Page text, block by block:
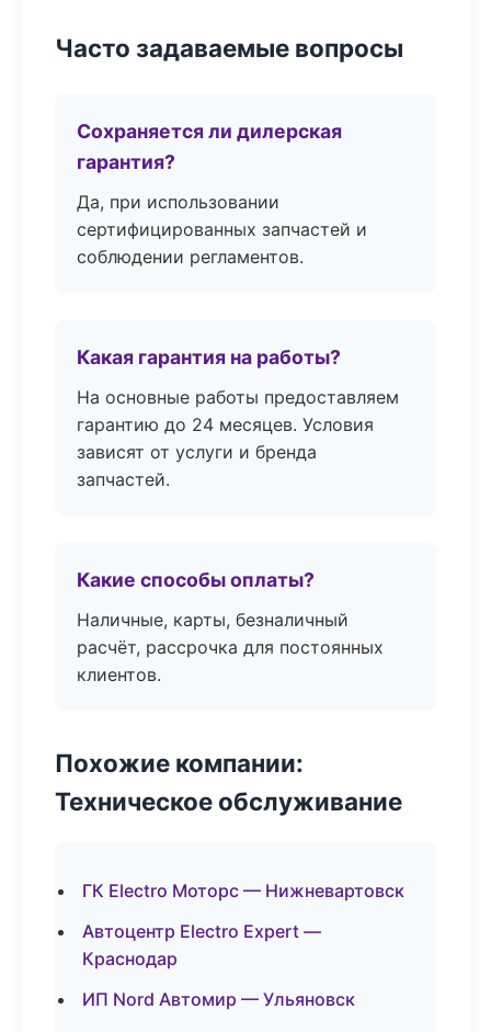
Часто задаваемые вопросы
Сохраняется ли дилерская
гарантия?
Да, при использовании
сертифицированных запчастей и
соблюдении регламентов.
Какая гарантия на работы?
На основные работы предоставляем
гарантию до 24 месяцев. Условия
зависят от услуги и бренда
запчастей.
Какие способы оплаты?
Наличные, карты, безналичный
расчёт, рассрочка для постоянных
клиентов.
Похожие компании:
Техническое обслуживание
ГК Electro Моторс — Нижневартовск
Автоцентр Electro Expert —
Краснодар
ИП Nord Автомир — Ульяновск